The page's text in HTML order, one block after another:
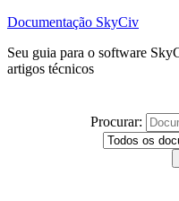
Documentação SkyCiv
Seu guia para o software
artigos técnicos
Procurar: